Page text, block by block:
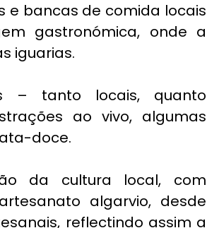
e bancas de comida locais
gastronómica, onde a
iguarias.
– tanto locais, quanto
ao vivo, algumas
doce.
da cultura local, com
algarvio, desde
reflectindo assim a